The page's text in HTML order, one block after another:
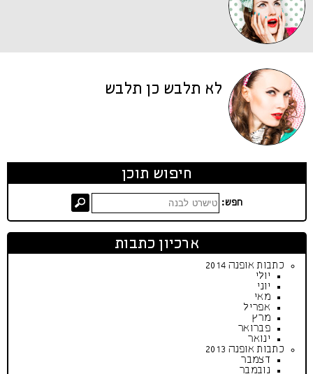
לא תלבש כן תלבש
חיפוש תוכן
חפש:
ארכיון כתבות
כתבות אופנה 2014
יולי
יוני
מאי
אפריל
מרץ
פברואר
ינואר
כתבות אופנה 2013
דצמבר
נובמבר